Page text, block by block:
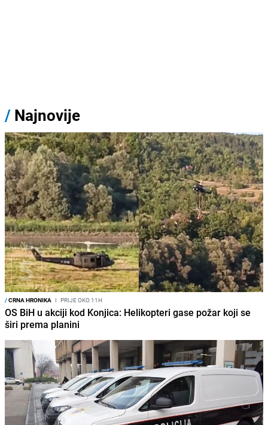
/ Najnovije
/CRNA HRONIKA I PRIJE OKO 11H
OS BiH u akciji kod Konjica: Helikopteri gase požar koji se
širi prema planini